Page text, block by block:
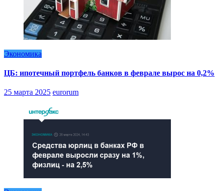
Экономика
ЦБ: ипотечный портфель банков в феврале вырос на 0,2%
25 марта 2025 eurorum